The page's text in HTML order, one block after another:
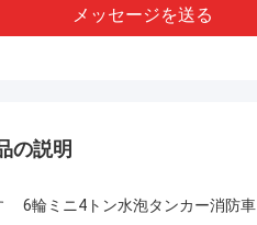
メッセージを送る
の説明
ゞ 6輪ミニ4トン水泡タンカー消防車